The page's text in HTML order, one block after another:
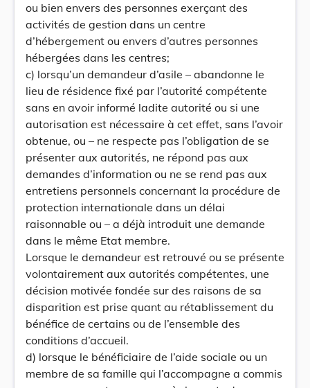
ou bien envers des personnes exerçant des
activités de gestion dans un centre
d’hébergement ou envers d’autres personnes
hébergées dans les centres;
c) lorsqu’un demandeur d’asile – abandonne le
lieu de résidence fixé par l’autorité compétente
sans en avoir informé ladite autorité ou si une
autorisation est nécessaire à cet effet, sans l’avoir
obtenue, ou – ne respecte pas l’obligation de se
présenter aux autorités, ne répond pas aux
demandes d’information ou ne se rend pas aux
entretiens personnels concernant la procédure de
protection internationale dans un délai
raisonnable ou – a déjà introduit une demande
dans le même Etat membre.
Lorsque le demandeur est retrouvé ou se présente
volontairement aux autorités compétentes, une
décision motivée fondée sur des raisons de sa
disparition est prise quant au rétablissement du
bénéfice de certains ou de l’ensemble des
conditions d’accueil.
d) lorsque le bénéficiaire de l’aide sociale ou un
membre de sa famille qui l’accompagne a commis